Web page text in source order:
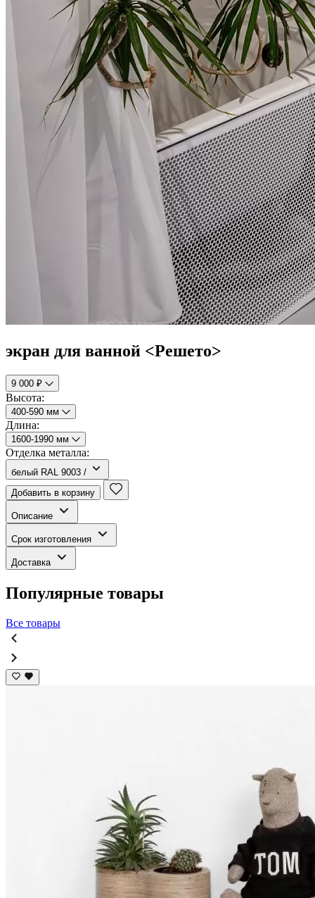
экран для ванной <Решето>
9 000 ₽
Высота:
400-590 мм
Длина:
1600-1990 мм
Отделка металла:
белый RAL 9003 /
Добавить в корзину
Описание
Срок изготовления
Доставка
Популярные товары
Все товары